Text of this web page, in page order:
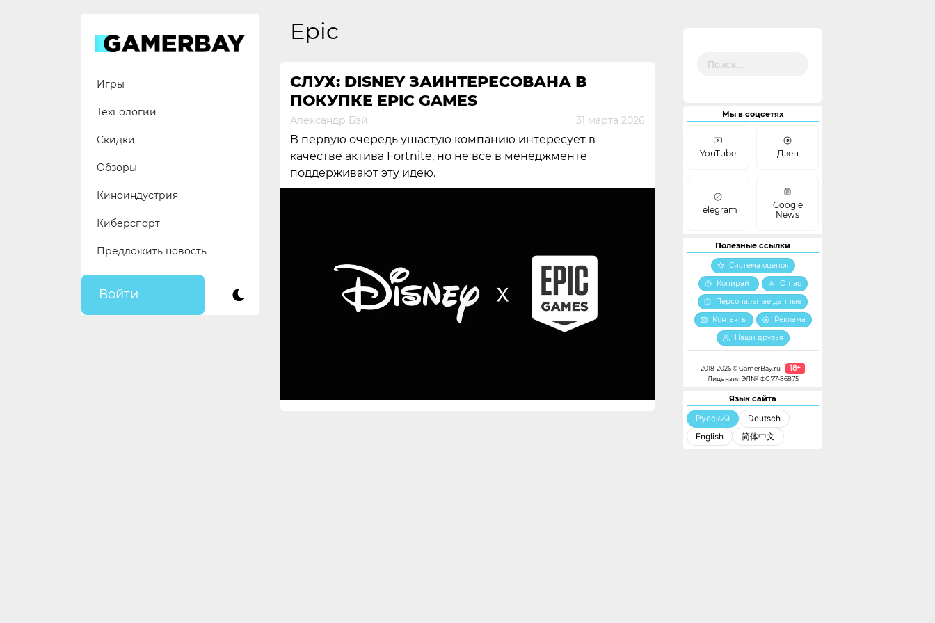
Игры
Технологии
Скидки
Обзоры
Киноиндустрия
Киберспорт
Предложить новость
Войти
Epic
СЛУХ: DISNEY ЗАИНТЕРЕСОВАНА В
ПОКУПКЕ EPIC GAMES
Александр Бэй 31 марта 2026
В первую очередь ушастую компанию интересует в
качестве актива Fortnite, но не все в менеджменте
поддерживают эту идею.
Мы в соцсетях
YouTube Дзен
Telegram
Google
News
Полезные ссылки
Система оценок
Копирайт
О нас
Персональные данные
Контакты
Реклама
Наши друзья
2018-2026 © GamerBay.ru 18+
Лицензия ЭЛ№ ФС 77-86875
Язык сайта
Русский
Deutsch
English
简体中文